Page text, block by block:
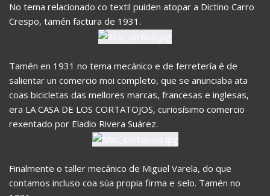
No tema relacionado co textil puiden atopar a Dictino Carro
Crespo, tamén factura de 1931.
Tamén en 1931 no tema mecánico e de ferretería é de
salientar un comercio moi completo, que se anunciaba ata
coas bicicletas das mellores marcas, francesas e inglesas,
era LA CASA DE LOS CORTATOJOS, curiosísimo comercio
rexentado por Eladio Rivera Suárez.
Finalmente o taller mecánico de Miguel Varela, do que
contamos incluso coa súa propia firma e selo. Tamén no